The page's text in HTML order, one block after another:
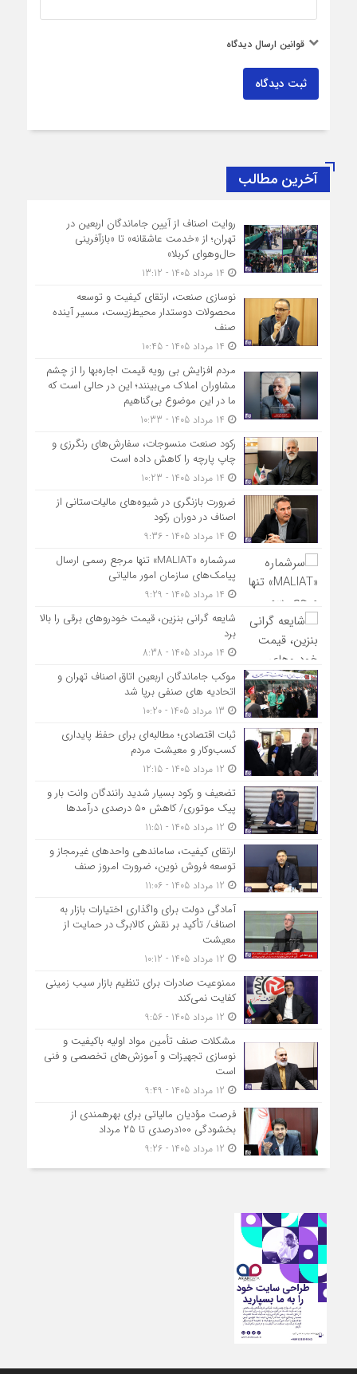
قوانین ارسال دیدگاه
ثبت دیدگاه
آخرین مطالب
روایت اصناف از آیین جاماندگان اربعین در
تهران؛ از «خدمت عاشقانه» تا «بازآفرینی
حال‌وهوای کربلا»
نوسازی صنعت، ارتقای کیفیت و توسعه
محصولات دوستدار محیط‌زیست، مسیر آینده
صنف
مردم افزایش بی رویه قیمت اجاره‌بها را از چشم
مشاوران املاک می‌بینند؛ این در حالی است که
ما در این موضوع بی‌گناهیم
رکود صنعت منسوجات، سفارش‌های رنگرزی و
چاپ پارچه را کاهش داده است
ضرورت بازنگری در شیوه‌های مالیات‌ستانی از
اصناف در دوران رکود
سرشماره «MALIAT» تنها مرجع رسمی ارسال
پیامک‌های سازمان امور مالیاتی
شایعه گرانی بنزین، قیمت خودروهای برقی را بالا
برد
موکب جاماندگان اربعین اتاق اصناف تهران و
اتحادیه های صنفی برپا شد
ثبات اقتصادی؛ مطالبه‌ای برای حفظ پایداری
کسب‌وکار و معیشت مردم
تضعیف و رکود بسیار شدید رانندگان وانت بار و
پیک موتوری/ کاهش ۵۰ درصدی درآمدها
ارتقای کیفیت، ساماندهی واحدهای غیرمجاز و
توسعه فروش نوین، ضرورت امروز صنف
آمادگی دولت برای واگذاری اختیارات بازار به
اصناف/ تأکید بر نقش کالابرگ در حمایت از
معیشت
ممنوعیت صادرات برای تنظیم بازار سیب زمینی
کفایت نمی‌کند
مشکلات صنف تأمین مواد اولیه باکیفیت و
نوسازی تجهیزات و آموزش‌های تخصصی و فنی
است
فرصت مؤدیان مالیاتی برای بهره‎مندی از
بخشودگی 100درصدی تا ۲۵ مرداد